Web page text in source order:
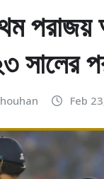
সালের
Feb